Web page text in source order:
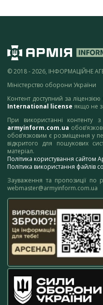
© 2018 - 2026, ІНФОРМАЦІЙНЕ
Міністерство оборони України
Контент доступний за ліцензією
International license якщо не
При використанні контенту
armyinform.com.ua
обов’язковим є розміщення у
відкритого для пошукових
матеріал.
Політика користування сайтом
Політика використання файлів
Зауваження та пропозиції по
webmaster@armyinform.com.ua